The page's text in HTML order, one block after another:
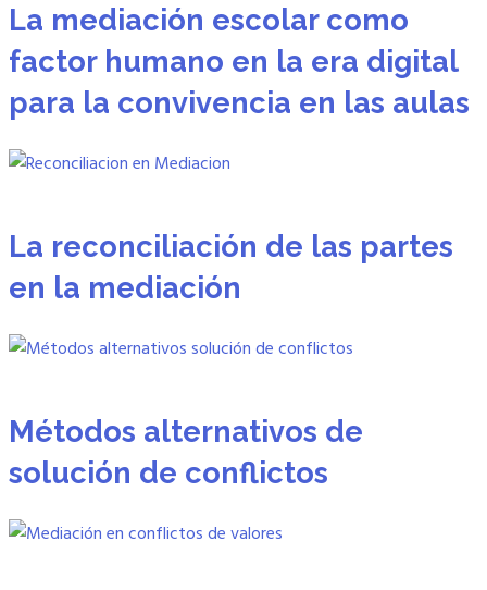
La mediación escolar como
factor humano en la era digital
para la convivencia en las aulas
La reconciliación de las partes
en la mediación
Métodos alternativos de
solución de conflictos